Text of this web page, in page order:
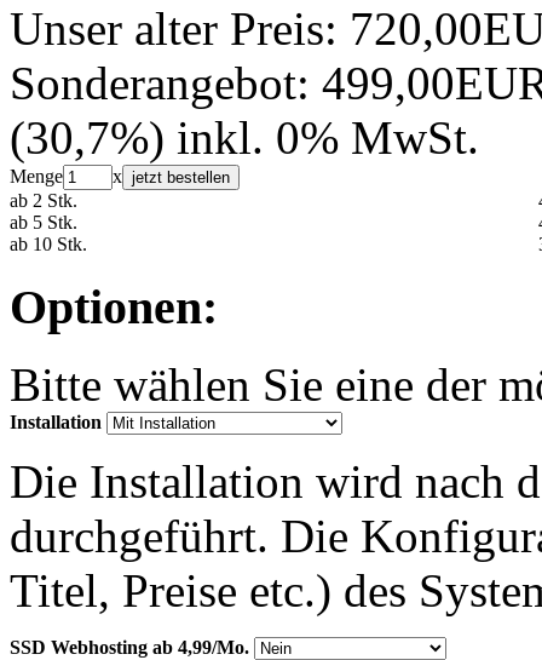
Unser alter Preis:
Sonderangebot:
(30,7%) inkl. 0% MwSt.
Menge x jetzt bestellen
ab 2 Stk.
ab 5 Stk.
ab 10 Stk.
Optionen:
Bitte wählen Sie eine der
Installation
Die Installation wird nach
durchgeführt. Die
Titel, Preise etc.) des
SSD Webhosting ab 4,99/Mo.